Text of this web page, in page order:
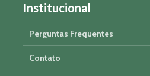
Institucional
Perguntas Frequentes
Contato